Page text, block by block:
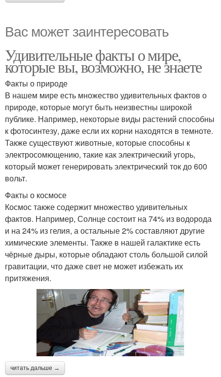
Вас может заинтересовать
Удивительные факты о мире,
которые вы, возможно, не знаете
Факты о природе
В нашем мире есть множество удивительных фактов о
природе, которые могут быть неизвестны широкой
публике. Например, некоторые виды растений способны
к фотосинтезу, даже если их корни находятся в темноте.
Также существуют животные, которые способны к
электросомющению, такие как электрический угорь,
который может генерировать электрический ток до 600
вольт.
Факты о космосе
Космос также содержит множество удивительных
фактов. Например, Солнце состоит на 74% из водорода
и на 24% из гелия, а остальные 2% составляют другие
химические элементы. Также в нашей галактике есть
чёрные дыры, которые обладают столь большой силой
гравитации, что даже свет не может избежать их
притяжения.
читать дальше →